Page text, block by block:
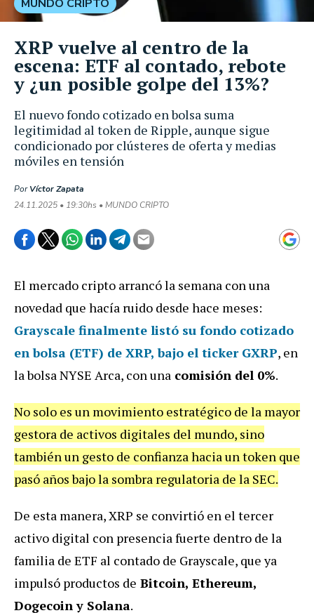
El nuevo fondo cotizado en bolsa suma
legitimidad al token de Ripple, aunque sigue
condicionado por clústeres de oferta y medias
móviles en tensión
PorVíctor Zapata
24.11.2025 • 19:30hs • MUNDO CRIPTO
MUNDO CRIPTO
XRP vuelve al centro de la
escena: ETF al contado, rebote
y ¿un posible golpe del 13%?
El mercado cripto arrancó la semana con una
novedad que hacía ruido desde hace meses:
Grayscale finalmente listó su fondo cotizado
en bolsa (ETF) de XRP, bajo el ticker GXRP, en
la bolsa NYSE Arca, con una comisión del 0%.
No solo es un movimiento estratégico de la mayor
gestora de activos digitales del mundo, sino
también un gesto de confianza hacia un token que
pasó años bajo la sombra regulatoria de la SEC.
De esta manera, XRP se convirtió en el tercer
activo digital con presencia fuerte dentro de la
familia de ETF al contado de Grayscale, que ya
impulsó productos de Bitcoin, Ethereum,
Dogecoin y Solana.